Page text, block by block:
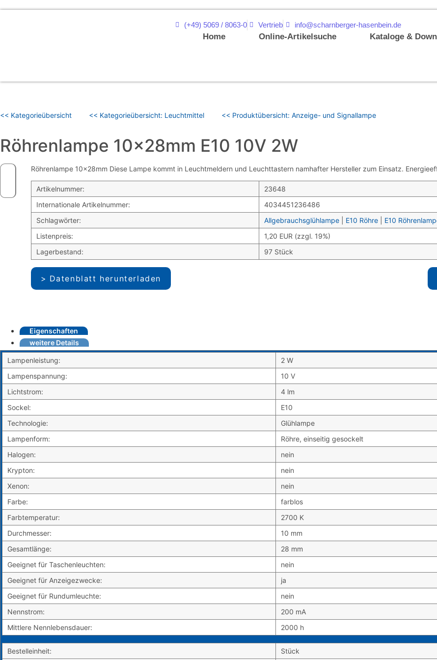
(+49) 5069 / 8063-0 Vertrieb info@scharnberger-hasenbein.de
Home Online-Artikelsuche Kataloge &
<< Kategorieübersicht << Kategorieübersicht: Leuchtmittel << Produktübersicht: Anzeige- und Signallampe
Röhrenlampe 10x28mm E10 10V 2W
Röhrenlampe 10x28mm Diese Lampe kommt in Leuchtmeldern und Leuchttastern namhafter Hersteller zum Einsatz.
Artikelnummer:
23648
Internationale Artikelnummer:
4034451236486
Schlagwörter:
Allgebrauchsglühlampe E10 Röhre E10
Listenpreis:
1,20 EUR (zzgl. 19%)
Lagerbestand:
97 Stück
Datenblatt herunterladen
Eigenschaften
weitere Details
Lampenleistung:
2 W
Lampenspannung:
10 V
Lichtstrom:
4 lm
Sockel:
E10
Technologie:
Glühlampe
Lampenform:
Röhre, einseitig gesockelt
Halogen:
nein
Krypton:
nein
Xenon:
nein
Farbe:
farblos
Farbtemperatur:
2700 K
Durchmesser:
10 mm
Gesamtlänge:
28 mm
Geeignet für Taschenleuchten:
nein
Geeignet für Anzeigezwecke:
ja
Geeignet für Rundumleuchte:
nein
Nennstrom:
200 mA
Mittlere Nennlebensdauer:
2000 h
Bestelleinheit: Stück